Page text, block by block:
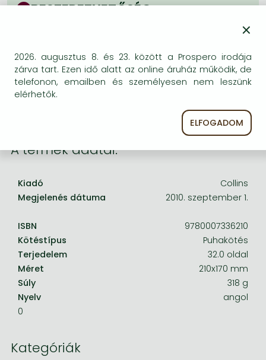
Frieren manga
BESZEREZHETŐSÉG
másik, kapható kiadást, forduljon
ügyfélszolgálatunkhoz!
A termék adatai:
Kiadó
Collins
Megjelenés dátuma
2010. szeptember 1.
ISBN
9780007336210
Kötéstípus
Puhakötés
Terjedelem
32.0 oldal
Méret
210x170 mm
Súly
318 g
Nyelv
angol
0
Kategóriák
×
2026. augusztus 8. és 23. között a Prospero irodája
zárva tart. Ezen idő alatt az online áruház működik, de
telefonon, emailben és személyesen nem leszünk
elérhetők.
ELFOGADOM